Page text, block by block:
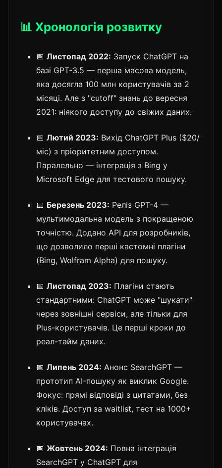
📊 Хронологія розвитку
📅 Листопад 2022: Запуск ChatGPT на
базі GPT-3.5 — перша масова модель,
яка досягла 100 млн користувачів за 2
місяці. Але з "cutoff" знань до вересня
2021: ніякого доступу до свіжих даних.
📅 Лютий 2023: Вихід ChatGPT Plus ($20/
міс) з пріоритетним доступом.
Паралельно — інтеграція з Bing у
Microsoft Edge для тестового пошуку.
📅 Березень 2023: Реліз GPT-4 —
мультимодальна модель з покращеною
точністю. Додано API для розробників,
що дозволило перші кастомні плагіни
(Bing, Wolfram Alpha) для пошуку.
📅 Листопад 2023: Плагіни стають
стандартними: ChatGPT може "шукати"
через зовнішні сервіси, але тільки для
Plus-користувачів. Це перші кроки до
реал-тайм даних.
📅 Липень 2024: Анонс SearchGPT —
прототип AI-пошуку як виклик Google.
Фокус: прямі відповіді з цитатами, без
кліків. Доступ за waitlist, тест на 1000+
користувачах.
📅 Жовтень 2024: Повна інтеграція
SearchGPT у ChatGPT для